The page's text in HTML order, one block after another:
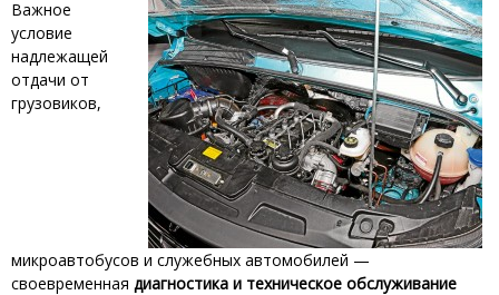
Важное
условие
надлежащей
отдачи от
грузовиков,
микроавтобусов и служебных автомобилей —
своевременная диагностика и техническое обслуживание